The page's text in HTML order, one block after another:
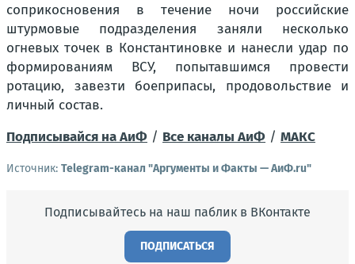
соприкосновения в течение ночи российские
штурмовые подразделения заняли несколько
огневых точек в Константиновке и нанесли удар по
формированиям ВСУ, попытавшимся провести
ротацию, завезти боеприпасы, продовольствие и
личный состав.
Подписывайся на АиФ / Все каналы АиФ / MAКС
Источник: Telegram-канал "Аргументы и Факты — АиФ.ru"
Подписывайтесь на наш паблик в ВКонтакте
ПОДПИСАТЬСЯ